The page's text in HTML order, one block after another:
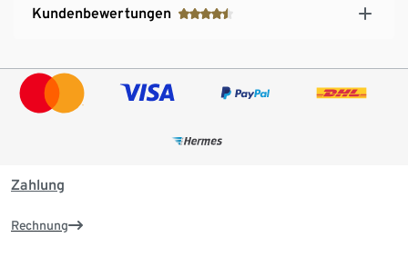
Kundenbewertungen
Zahlung
Rechnung